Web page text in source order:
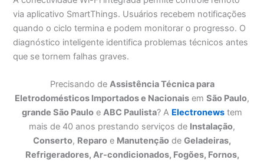
via aplicativo SmartThings. Usuários recebem notificações
quando o ciclo termina e podem monitorar o progresso. O
diagnóstico inteligente identifica problemas técnicos antes
que se tornem falhas graves.
Precisando de Assistência Técnica para
Eletrodomésticos Importados e Nacionais em São Paulo,
grande São Paulo e ABC Paulista? A Electronews tem
mais de 40 anos prestando serviços de Instalação,
Conserto, Reparo e Manutenção de Geladeiras,
Refrigeradores, Ar-condicionados, Fogões, Fornos,